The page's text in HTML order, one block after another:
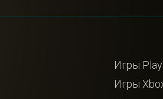
Игры
Игры